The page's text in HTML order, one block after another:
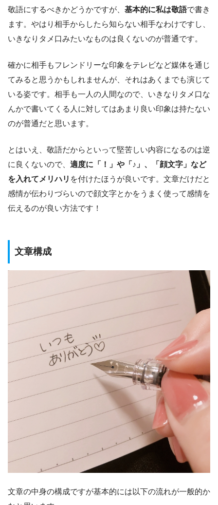
敬語にするべきかどうかですが、 基本的に私は敬語で書き
ます。やはり相手からしたら知らない相手なわけですし、
いきなりタメ口みたいなものは良くないのが普通です。
確かに相手もフレンドリーな印象をテレビなど媒体を通じ
てみると思うかもしれませんが、それはあくまでも演じて
いる姿です。相手も一人の人間なので、いきなりタメ口な
んかで書いてくる人に対してはあまり良い印象は持たない
のが普通だと思います。
とはいえ、敬語だからといって堅苦しい内容になるのは逆
に良くないので、 適度に「！」や「♪」、「顔文字」など
を入れてメリハリ を付けたほうが良いです。文章だけだと
感情が伝わりづらいので顔文字とかをうまく使って感情を
伝えるのが良い方法です！
文章構成
文章の中身の構成ですが基本的には以下の流れが一般的か